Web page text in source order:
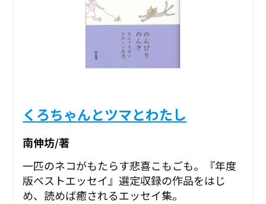
くろちゃんとツマとわたし
南伸坊/著
一匹のネコがもたらす悲喜こもごも。『年度
版ベストエッセイ』選定収録の作品をはじ
め、読めば癒されるエッセイ集。